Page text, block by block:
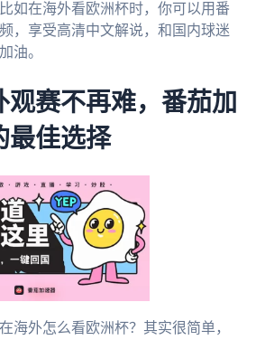
如在海外看欧洲杯时，你可以用番
，享受高清中文解说，和国内球迷
油。
观赛不再难，番茄加
最佳选择
海外怎么看欧洲杯？其实很简单，